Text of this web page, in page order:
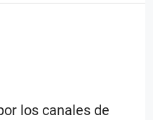
los canales de